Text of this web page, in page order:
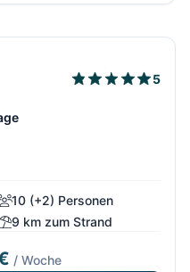
5
10 (+2) Personen
9 km zum Strand
/ Woche